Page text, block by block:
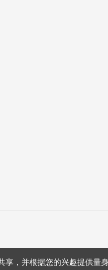
，并根据您的兴趣提供量
沪公网安备 31011502012180